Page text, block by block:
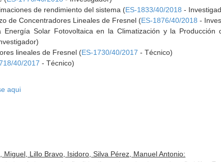
de rendimiento del sistema (ES-1833/40/2018 -
de Concentradores Lineales de Fresnel (ES-1876/40/2018 -
Solar Fotovoltaica en la Climatización y la Producción
lineales de Fresnel (ES-1730/40/2017 - Técnico)
40/2017 - Técnico)
aqui
Lillo Bravo, Isidoro, Silva Pérez, Manuel Antonio: